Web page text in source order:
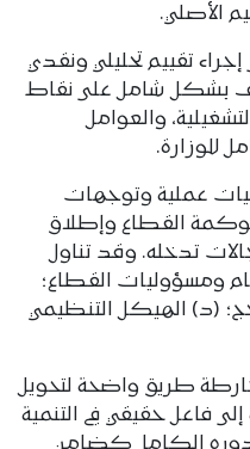
الأصلي.
تقييم تحليلي ونقدي
بشكل شامل على نقاط
والعوامل
للوزارة.
عملية وتوجهات
القطاع وإطلاق
تدخله. وقد تناول
ومسؤوليات القطاع؛
(د) الهيكل التنظيمي
طريق واضحة لتحويل
فاعل حقيقي في التنمية